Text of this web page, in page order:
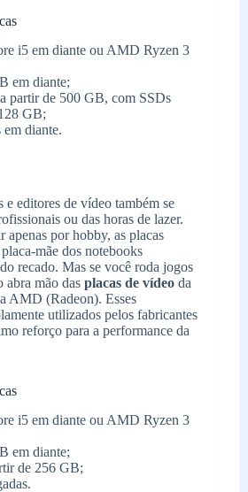
i5 em diante ou AMD Ryzen 3
em diante;
partir de 500 GB, com SSDs
GB;
em diante.
e editores de vídeo também se
ou das horas de lazer.
apenas por hobby, as placas
mãe dos notebooks
recado. Mas se você roda jogos
abra mão das placas de vídeo da
AMD (Radeon). Esses
utilizados pelos fabricantes
reforço para a performance da
i5 em diante ou AMD Ryzen 3
em diante;
de 256 GB;